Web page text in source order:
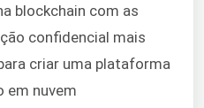
blockchain com as
confidencial mais
criar uma plataforma
em nuvem